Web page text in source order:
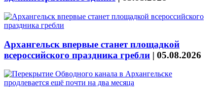
Архангельск впервые станет площадкой
всероссийского праздника гребли | 05.08.2026